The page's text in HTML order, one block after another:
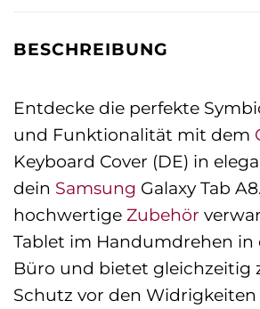
BESCHREIBUNG
Entdecke die perfekte
und Funktionalität mit dem
Keyboard Cover (DE) in
dein Samsung Galaxy Tab
hochwertige Zubehör
Tablet im Handumdrehen in
Büro und bietet gleichzeitig
Schutz vor den Widrigkeiten